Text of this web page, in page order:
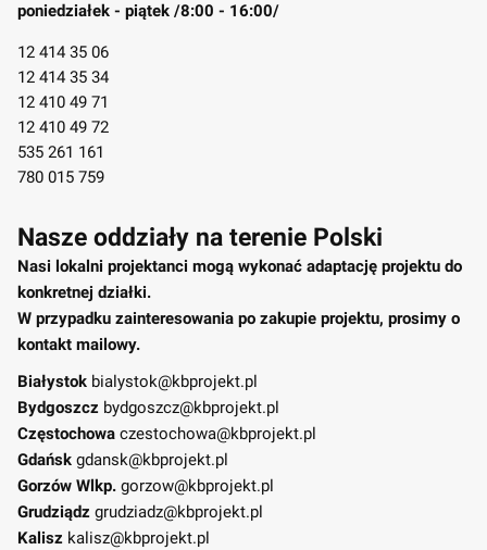
poniedziałek - piątek /8:00 - 16:00/
12 414 35 06
12 414 35 34
12 410 49 71
12 410 49 72
535 261 161
780 015 759
Nasze oddziały na terenie Polski
Nasi lokalni projektanci mogą wykonać adaptację projektu do
konkretnej działki.
W przypadku zainteresowania po zakupie projektu, prosimy o
kontakt mailowy.
Białystok bialystok@kbprojekt.pl
Bydgoszcz bydgoszcz@kbprojekt.pl
Częstochowa czestochowa@kbprojekt.pl
Gdańsk gdansk@kbprojekt.pl
Gorzów Wlkp. gorzow@kbprojekt.pl
Grudziądz grudziadz@kbprojekt.pl
Kalisz kalisz@kbprojekt.pl